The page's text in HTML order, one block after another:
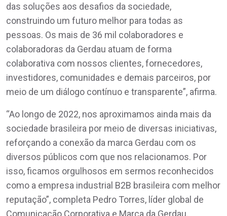
das soluções aos desafios da sociedade,
construindo um futuro melhor para todas as
pessoas. Os mais de 36 mil colaboradores e
colaboradoras da Gerdau atuam de forma
colaborativa com nossos clientes, fornecedores,
investidores, comunidades e demais parceiros, por
meio de um diálogo contínuo e transparente”, afirma.
“Ao longo de 2022, nos aproximamos ainda mais da
sociedade brasileira por meio de diversas iniciativas,
reforçando a conexão da marca Gerdau com os
diversos públicos com que nos relacionamos. Por
isso, ficamos orgulhosos em sermos reconhecidos
como a empresa industrial B2B brasileira com melhor
reputação”, completa Pedro Torres, líder global de
Comunicação Corporativa e Marca da Gerdau.